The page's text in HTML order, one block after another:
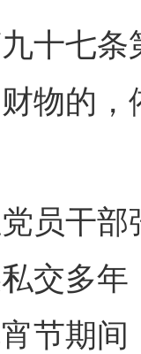
七条
物的
干部
交多
节期